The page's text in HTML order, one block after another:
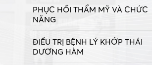
PHỤC HỒI THẨM MỸ VÀ CHỨC
NĂNG
ĐIỀU TRỊ BỆNH LÝ KHỚP THÁI
DƯƠNG HÀM